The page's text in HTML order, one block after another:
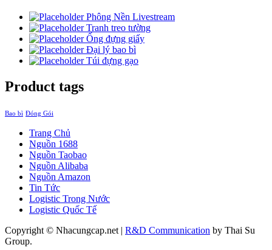
Phông Nền Livestream
Tranh treo tường
Ống đựng giấy
Đại lý bao bì
Túi đựng gạo
Product tags
Bao bì Đóng Gói
Trang Chủ
Nguồn 1688
Nguồn Taobao
Nguồn Alibaba
Nguồn Amazon
Tin Tức
Logistic Trong Nước
Logistic Quốc Tế
Copyright © Nhacungcap.net | R&D Communication by Thai Su
Group.